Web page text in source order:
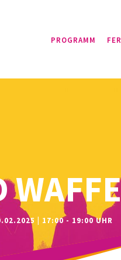
PROGRAMM
| 17:00 - 19:00 UHR